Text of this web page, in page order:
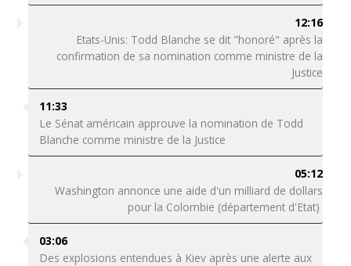
12:16
Etats-Unis: Todd Blanche se dit "honoré" après la
confirmation de sa nomination comme ministre de la
Justice
11:33
Le Sénat américain approuve la nomination de Todd
Blanche comme ministre de la Justice
05:12
Washington annonce une aide d'un milliard de dollars
pour la Colombie (département d'Etat)
03:06
Des explosions entendues à Kiev après une alerte aux